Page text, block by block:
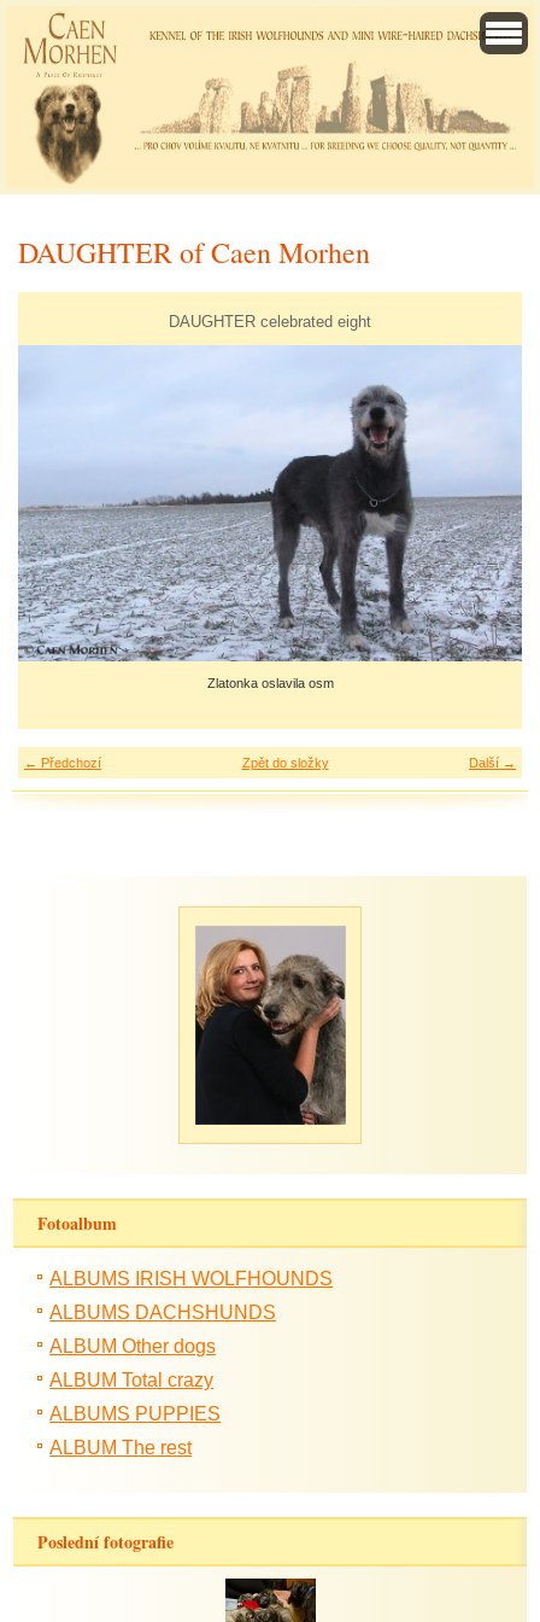
DAUGHTER of Caen Morhen
DAUGHTER celebrated eight
Zlatonka oslavila osm
← Předchozí Další →
Zpět do složky
Fotoalbum
ALBUMS IRISH WOLFHOUNDS
ALBUMS DACHSHUNDS
ALBUM Other dogs
ALBUM Total crazy
ALBUMS PUPPIES
ALBUM The rest
Poslední fotografie